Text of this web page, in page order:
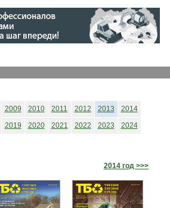
2009 2010 2011 2012 2013
2014
2019 2020 2021 2022 2023
2024
2014 год >>>